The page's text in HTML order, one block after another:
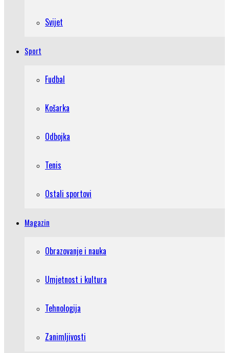
Svijet
Sport
Fudbal
Košarka
Odbojka
Tenis
Ostali sportovi
Magazin
Obrazovanje i nauka
Umjetnost i kultura
Tehnologija
Zanimljivosti